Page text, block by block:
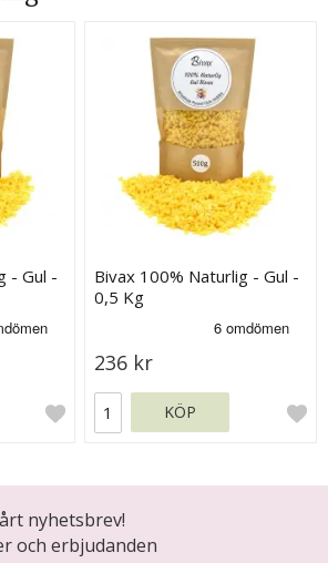
- Gul -
Bivax 100% Naturlig - Gul -
0,5 Kg
236 kr
KÖP
nyhetsbrev!
och erbjudanden